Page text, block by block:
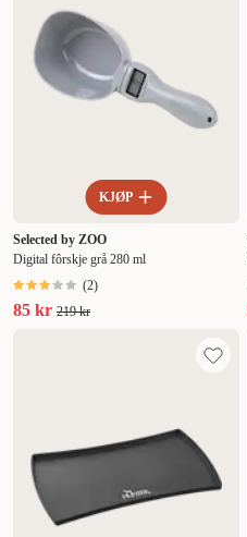
Høyest pris
Lavest pris
Tilbud
KJØP
Selected by ZOO
Digital fôrskje grå 280 ml
(2)
85 kr 219 kr